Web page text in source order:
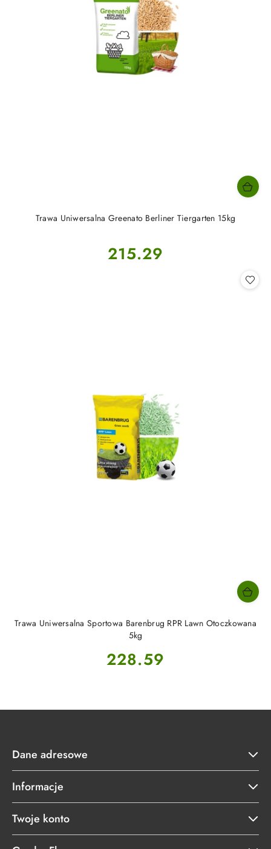
Trawa Uniwersalna Greenato Berliner Tiergarten 15kg
Cena:
215.29
Trawa Uniwersalna Sportowa Barenbrug RPR Lawn Otoczkowana
5kg
Cena:
228.59
Dane adresowe
Informacje
Twoje konto